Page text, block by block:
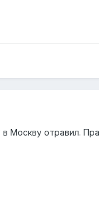
Москву отравил.